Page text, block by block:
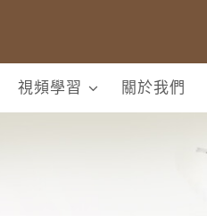
視頻學習 關於我們